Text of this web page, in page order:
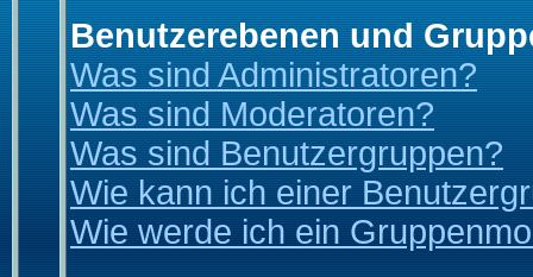
Benutzerebenen und
Was sind Administratoren?
Was sind Moderatoren?
Was sind Benutzergruppen?
Wie kann ich einer
Wie werde ich ein